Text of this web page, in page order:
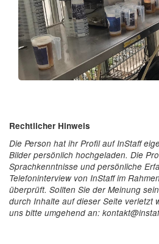
Rechtlicher Hinweis
Die Person hat ihr Profil auf InStaff
Bilder persönlich hochgeladen. Die
Sprachkenntnisse und persönliche
Telefoninterview von InStaff im
überprüft. Sollten Sie der Meinung
durch Inhalte auf dieser Seite verletzt
uns bitte umgehend an: